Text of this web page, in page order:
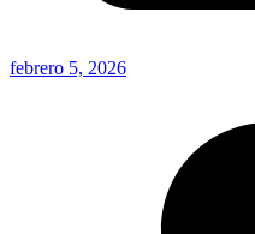
febrero 5, 2026